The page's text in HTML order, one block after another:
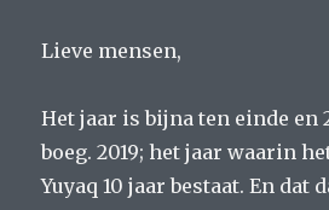
Lieve mensen,
Het jaar is bijna ten einde en
boeg. 2019; het jaar waarin
Yuyaq 10 jaar bestaat. En dat